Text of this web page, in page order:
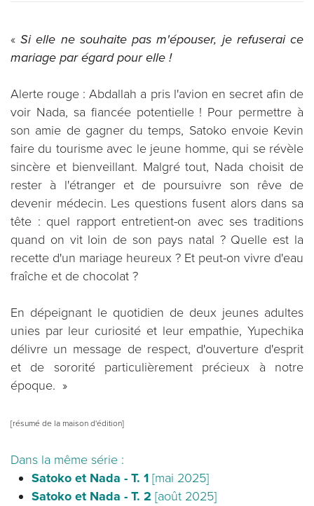
«Si elle ne souhaite pas m'épouser, je refuserai ce
mariage par égard pour elle !
Alerte rouge : Abdallah a pris l'avion en secret afin de
voir Nada, sa fiancée potentielle ! Pour permettre à
son amie de gagner du temps, Satoko envoie Kevin
faire du tourisme avec le jeune homme, qui se révèle
sincère et bienveillant. Malgré tout, Nada choisit de
rester à l'étranger et de poursuivre son rêve de
devenir médecin. Les questions fusent alors dans sa
tête : quel rapport entretient-on avec ses traditions
quand on vit loin de son pays natal ? Quelle est la
recette d'un mariage heureux ? Et peut-on vivre d'eau
fraîche et de chocolat ?
En dépeignant le quotidien de deux jeunes adultes
unies par leur curiosité et leur empathie, Yupechika
délivre un message de respect, d'ouverture d'esprit
et de sororité particulièrement précieux à notre
époque. »
[résumé de la maison d'édition]
Dans la même série :
Satoko et Nada - T. 1 [mai 2025]
Satoko et Nada - T. 2 [août 2025]